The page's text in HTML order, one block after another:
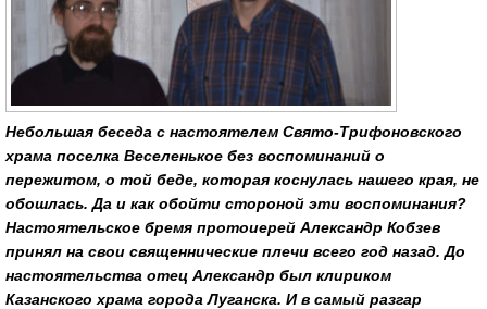
Небольшая беседа с настоятелем Свято-Трифоновского
храма поселка Веселенькое без воспоминаний о
пережитом, о той беде, которая коснулась нашего края, не
обошлась. Да и как обойти стороной эти воспоминания?
Настоятельское бремя протоиерей Александр Кобзев
принял на свои священнические плечи всего год назад. До
настоятельства отец Александр был клириком
Казанского храма города Луганска. И в самый разгар